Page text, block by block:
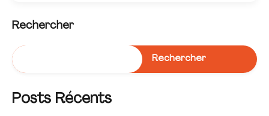
Rechercher
Rechercher
Posts Récents